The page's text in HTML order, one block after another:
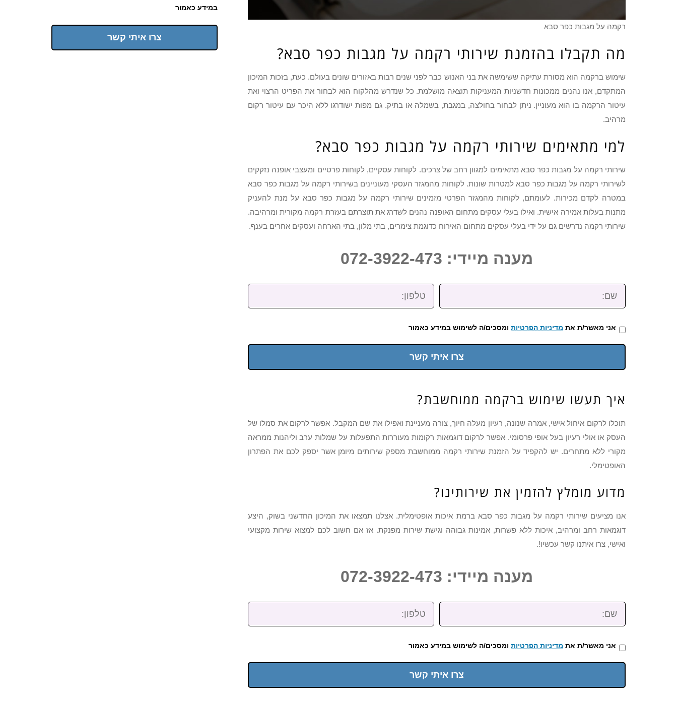
רקמה על מגבות כפר סבא
מה תקבלו בהזמנת שירותי רקמה על מגבות כפר סבא?
שימוש ברקמה הוא מסורת עתיקה ששימשה את בני האנוש כבר לפני שנים רבות באזורים שונים בעולם. כעת, בזכות המיכון
המתקדם, אנו נהנים ממכונות חדשניות המעניקות תוצאה מושלמת. כל שנדרש מהלקוח הוא לבחור את הפריט הרצוי ואת
עיטור הרקמה בו הוא מעוניין. ניתן לבחור בחולצה, במגבת, בשמלה או בתיק. גם מפות ישודרגו ללא היכר עם עיטור רקום
מרהיב.
למי מתאימים שירותי רקמה על מגבות כפר סבא?
שירותי רקמה על מגבות כפר סבא מתאימים למגוון רחב של צרכים. לקוחות עסקיים, לקוחות פרטיים ומעצבי אופנה נזקקים
לשירותי רקמה על מגבות כפר סבא למטרות שונות. לקוחות מהמגזר העסקי מעוניינים בשירותי רקמה על מגבות כפר סבא
במטרה לקדם מכירות. לעומתם, לקוחות מהמגזר הפרטי מזמינים שירותי רקמה על מגבות כפר סבא על מנת להעניק
מתנות בעלות אמירה אישית. ואילו בעלי עסקים מתחום האופנה נהנים לשדרג את תוצרתם בעזרת רקמה מקורית ומרהיבה.
שירותי רקמה נדרשים גם על ידי בעלי עסקים מתחום האירוח כדוגמת צימרים, בתי מלון, בתי הארחה ועסקים אחרים בענף.
מענה מיידי: 072-3922-473
שם: טלפון:
אני מאשר/ת את מדיניות הפרטיות ומסכים/ה לשימוש במידע כאמור
צרו איתי קשר
איך תעשו שימוש ברקמה ממוחשבת?
תוכלו לרקום איחול אישי, אמרה שנונה, רעיון מעלה חיוך, צורה מעניינת ואפילו את שם המקבל. אפשר לרקום את סמלו של
העסק או אולי רעיון בעל אופי פרסומי. אפשר לרקום דוגמאות רקומות מעוררות התפעלות על שמלות ערב וליהנות ממראה
מקורי ללא מתחרים. יש להקפיד על הזמנת שירותי רקמה ממוחשבת מספק שירותים מיומן אשר יספק לכם את הפתרון
האופטימלי.
מדוע מומלץ להזמין את שירותינו?
אנו מציעים שירותי רקמה על מגבות כפר סבא ברמת איכות אופטימלית. אצלנו תמצאו את המיכון החדשני בשוק, היצע
דוגמאות רחב ומרהיב, איכות ללא פשרות, אמינות גבוהה וגישת שירות מפנקת. אז אם חשוב לכם למצוא שירות מקצועי
ואישי, צרו איתנו קשר עכשיו!.
מענה מיידי: 072-3922-473
שם: טלפון:
אני מאשר/ת את מדיניות הפרטיות ומסכים/ה לשימוש במידע כאמור
צרו איתי קשר
במידע כאמור
צרו איתי קשר